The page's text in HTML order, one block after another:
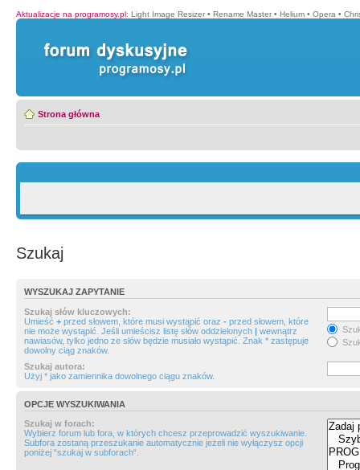
Aktualizacje na programosy.pl: Light Image Resizer • Rename Master • Helium • Opera •
Strona główna
Szukaj
WYSZUKAJ ZAPYTANIE
Szukaj słów kluczowych:
Umieść + przed słowem, które musi wystąpić oraz - przed słowem, które
nie może wystąpić. Jeśli umieścisz listę słów oddzielonych | wewnątrz
nawiasów, tylko jedno ze słów będzie musiało wystąpić. Znak * zastępuje
dowolny ciąg znaków.
Szukaj autora:
Użyj * jako zamiennika dowolnego ciągu znaków.
OPCJE WYSZUKIWANIA
Szukaj w forach:
Wybierz forum lub fora, w których chcesz przeprowadzić wyszukiwanie.
Subfora zostaną przeszukanie automatycznie jeżeli nie wyłączysz opcji
poniżej “szukaj w subforach“.